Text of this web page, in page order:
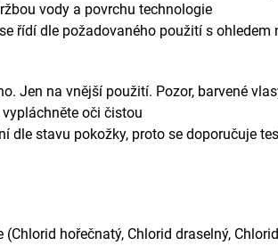
vody a povrchu technologie
řídí dle požadovaného použití s ohledem
Jen na vnější použití. Pozor, barvené
oči čistou
dle stavu pokožky, proto se doporučuje
hořečnatý, Chlorid draselný,